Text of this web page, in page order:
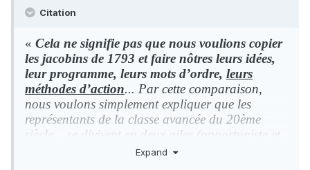
Citation
« Cela ne signifie pas que nous voulions copier
les jacobins de 1793 et faire nôtres leurs idées,
leur programme, leurs mots d’ordre, leurs
méthodes d’action... Par cette comparaison,
nous voulons simplement expliquer que les
représentants de la classe avancée du 20ème
siècle... se divisent en deux ailes (opportuniste et
révolutionnaire), tout comme les représentants de
Expand